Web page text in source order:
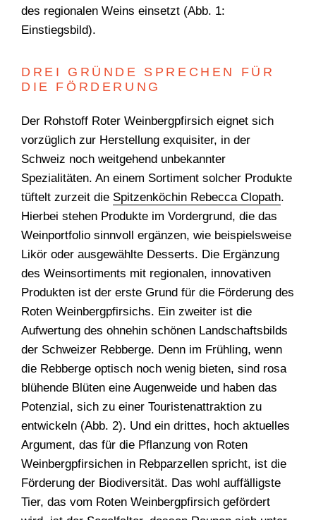
des ­regionalen Weins einsetzt (Abb. 1:
Einstiegsbild).
DREI GRÜNDE SPRECHEN FÜR
DIE FÖRDERUNG
Der Rohstoff Roter Weinbergpfirsich eignet sich
vorzüglich zur Herstellung exquisiter, in der
Schweiz noch weitgehend unbekannter
Spezialitäten. An einem Sortiment solcher Produkte
tüftelt zurzeit die Spitzenköchin Rebecca Clopath.
Hierbei stehen Produkte im Vordergrund, die das
Weinportfolio sinnvoll ­ergänzen, wie beispielsweise
Likör oder ausgewählte Desserts. Die Ergänzung
des Weinsortiments mit regionalen, innovativen
Produkten ist der erste Grund für die Förderung des
Roten Weinberg­pfirsichs. Ein zweiter ist die
Aufwertung des ohnehin schönen Landschaftsbilds
der Schweizer Rebberge. Denn im Frühling, wenn
die Rebberge optisch noch wenig bieten, sind rosa
blühende Blüten ­eine Augenweide und haben das
Potenzial, sich zu einer Touristenattraktion zu
entwickeln (Abb. 2). Und ein drittes, hoch aktuelles
­Argument, das für die Pflanzung von Roten
Weinbergpfirsichen in Rebparzellen spricht, ist die
Förderung der Biodiversität. Das wohl auffälligste
Tier, das vom Roten Weinbergpfirsich gefördert